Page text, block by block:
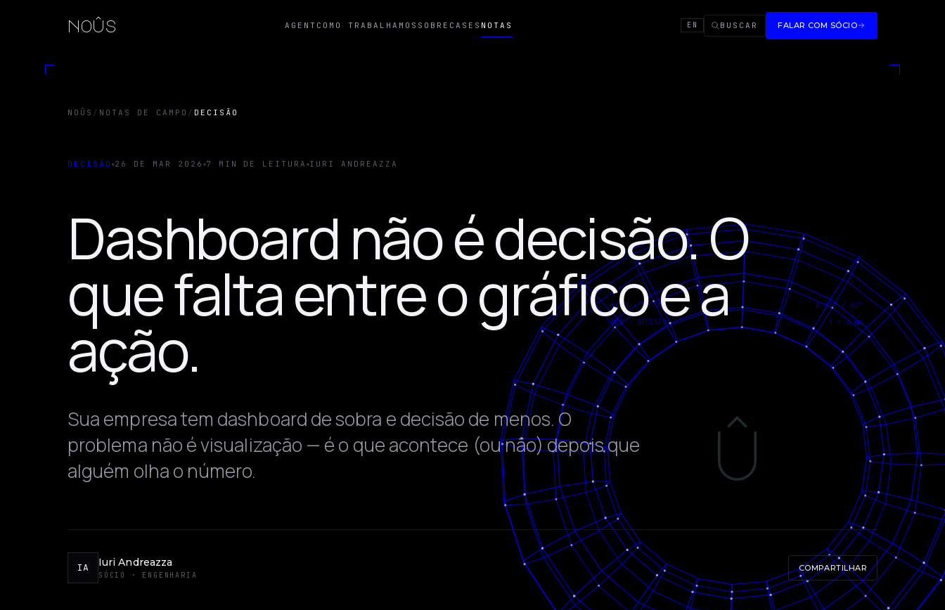
noûs AGENT COMO TRABALHAMOS SOBRE CASES NOTAS EN BUSCAR FALAR COM SÓCIO
NOÛS / NOTAS DE CAMPO / DECISÃO
DECISÃO 26 DE MAR 2026 7 MIN DE LEITURA IURI ANDREAZZA
Dashboard não é decisão. O
que falta entre o gráfico e a
ação.
Sua empresa tem dashboard de sobra e decisão de menos. O
problema não é visualização — é o que acontece (ou não) depois que
alguém olha o número.
IA Iuri Andreazza
SÓCIO · ENGENHARIA
COMPARTILHAR